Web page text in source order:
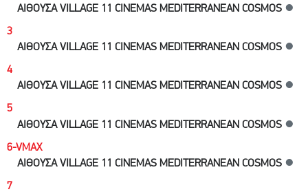
ΑΙΘΟΥΣΑ VILLAGE 11 CINEMAS MEDITERRANEAN COSMOS ●
3
ΑΙΘΟΥΣΑ VILLAGE 11 CINEMAS MEDITERRANEAN COSMOS ●
4
ΑΙΘΟΥΣΑ VILLAGE 11 CINEMAS MEDITERRANEAN COSMOS ●
5
ΑΙΘΟΥΣΑ VILLAGE 11 CINEMAS MEDITERRANEAN COSMOS ●
6-VMAX
ΑΙΘΟΥΣΑ VILLAGE 11 CINEMAS MEDITERRANEAN COSMOS ●
7